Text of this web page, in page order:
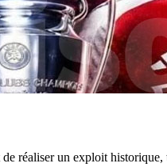
réaliser un exploit historique,